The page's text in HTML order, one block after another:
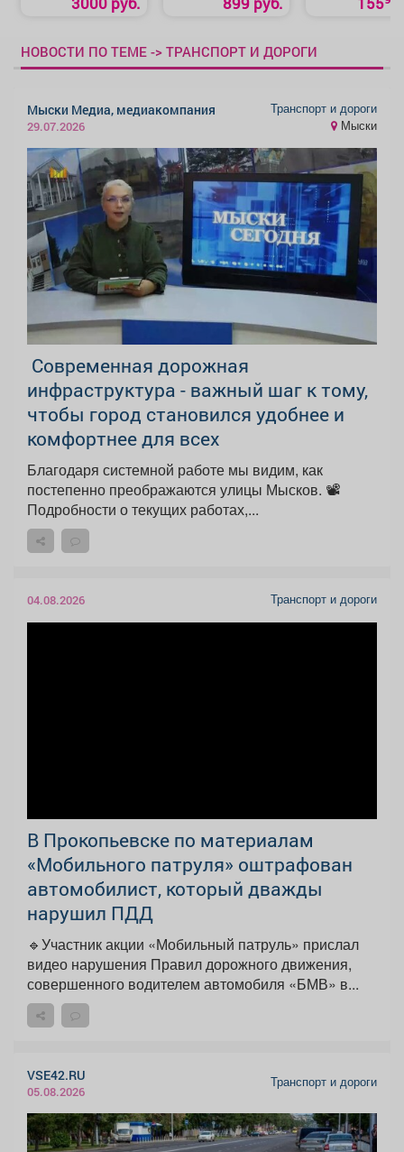
НОВОСТИ ПО ТЕМЕ -> ТРАНСПОРТ И ДОРОГИ
Мыски Медиа, медиакомпания
29.07.2026
Транспорт и дороги
Мыски
Современная дорожная
инфраструктура - важный шаг к тому,
чтобы город становился удобнее и
комфортнее для всех
Благодаря системной работе мы видим, как
постепенно преображаются улицы Мысков. 📽
Подробности о текущих работах,...
04.08.2026 Транспорт и дороги
В Прокопьевске по материалам
«Мобильного патруля» оштрафован
автомобилист, который дважды
нарушил ПДД
🔹Участник акции «Мобильный патруль» прислал
видео нарушения Правил дорожного движения,
совершенного водителем автомобиля «БМВ» в...
VSE42.RU
05.08.2026
Транспорт и дороги